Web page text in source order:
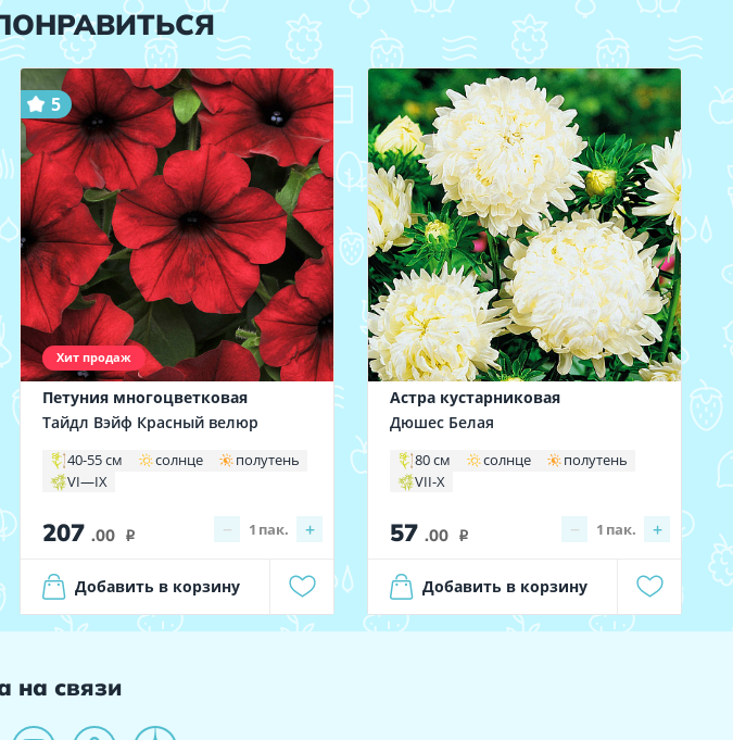
Хит продаж
5
Петуния многоцветковая
Тайдл Вэйф Красный велюр
40-55 см солнце
полутень
VI—IX
207 .00 i − +
1 пак.
Добавить в корзину
Астра кустарниковая
Дюшес Белая
80 см солнце
полутень
VII-X
57 .00 i − +
1 пак.
Добавить в корзину
на связи